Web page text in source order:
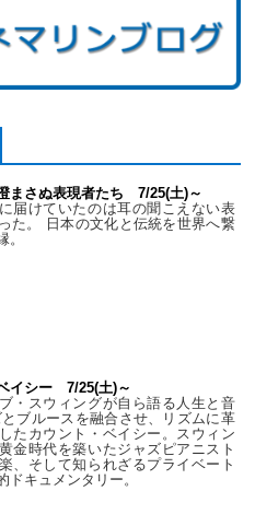
まさぬ表現者たち 7/25(土)～
届けていたのは耳の聞こえない表
た。 日本の文化と伝統を世界へ繋
。
イシー 7/25(土)～
・スウィングが自ら語る人生と音
ブルースを融合させ、リズムに革
たカウント・ベイシー。スウィン
金時代を築いたジャズピアニスト
、そして知られざるプライベート
ドキュメンタリー。